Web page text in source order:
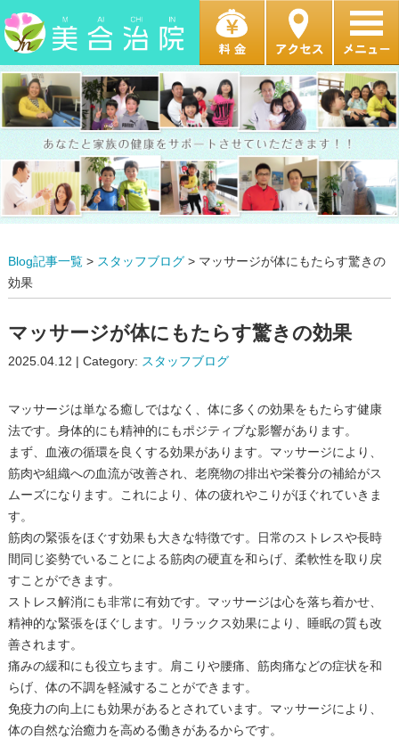
Blog記事一覧> スタッフブログ> マッサージが体にもたらす驚きの
効果
マッサージが体にもたらす驚きの効果
2025.04.12 | Category: スタッフブログ
マッサージは単なる癒しではなく、体に多くの効果をもたらす健康
法です。身体的にも精神的にもポジティブな影響があります。
まず、血液の循環を良くする効果があります。マッサージにより、
筋肉や組織への血流が改善され、老廃物の排出や栄養分の補給がス
ムーズになります。これにより、体の疲れやこりがほぐれていきま
す。
筋肉の緊張をほぐす効果も大きな特徴です。日常のストレスや長時
間同じ姿勢でいることによる筋肉の硬直を和らげ、柔軟性を取り戻
すことができます。
ストレス解消にも非常に有効です。マッサージは心を落ち着かせ、
精神的な緊張をほぐします。リラックス効果により、睡眠の質も改
善されます。
痛みの緩和にも役立ちます。肩こりや腰痛、筋肉痛などの症状を和
らげ、体の不調を軽減することができます。
免疫力の向上にも効果があるとされています。マッサージにより、
体の自然な治癒力を高める働きがあるからです。